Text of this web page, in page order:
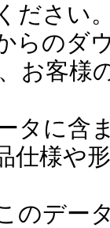
ださい
らのダ
お客様
タに含
仕様や
のデー